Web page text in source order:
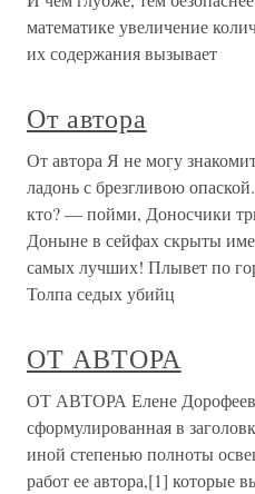
математике увеличение
их содержания вызывает
От автора
От автора Я не могу
ладонь с брезгливою
кто? — пойми, Доносчики
Доныне в сейфах скрыты
самых лучших! Плывет по
Толпа седых убийц
ОТ АВТОРА
ОТ АВТОРА Елене
сформулированная в
иной степенью полноты
работ ее автора,[1] которые